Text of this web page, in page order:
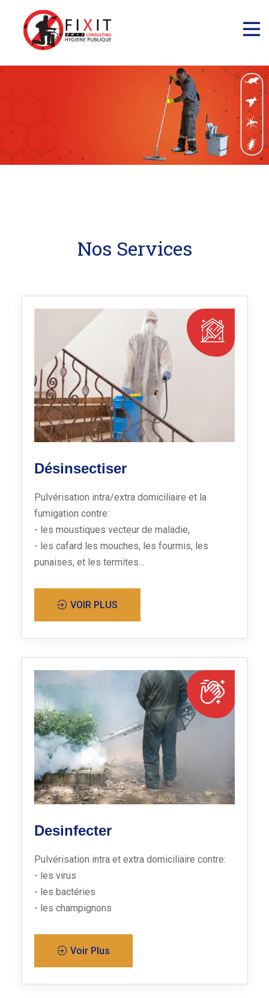
Nos Services
Désinsectiser
Pulvérisation intra/extra domiciliaire et la
fumigation contre:
- les moustiques vecteur de maladie,
- les cafard les mouches, les fourmis, les
punaises, et les termites...
VOIR PLUS
Desinfecter
Pulvérisation intra et extra domiciliaire contre:
- les virus
- les bactéries
- les champignons
Voir Plus